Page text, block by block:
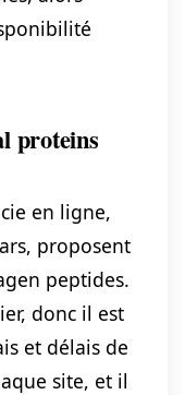
proteins
en ligne,
proposent
peptides.
donc il est
et délais de
site, et il